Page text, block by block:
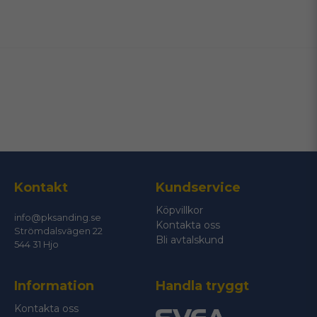
Ja, ni får publicera min fråga
Skicka fråga
Kontakt
info@pksanding.se
Strömdalsvägen 22
544 31 Hjo
Kundservice
Köpvillkor
Kontakta oss
Bli avtalskund
Information
Kontakta oss
Handla tryggt